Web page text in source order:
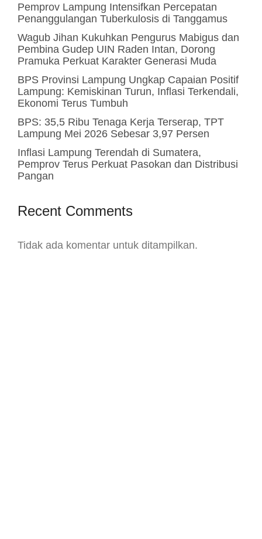
Pemprov Lampung Intensifkan Percepatan
Penanggulangan Tuberkulosis di Tanggamus
Wagub Jihan Kukuhkan Pengurus Mabigus dan
Pembina Gudep UIN Raden Intan, Dorong
Pramuka Perkuat Karakter Generasi Muda
BPS Provinsi Lampung Ungkap Capaian Positif
Lampung: Kemiskinan Turun, Inflasi Terkendali,
Ekonomi Terus Tumbuh
BPS: 35,5 Ribu Tenaga Kerja Terserap, TPT
Lampung Mei 2026 Sebesar 3,97 Persen
Inflasi Lampung Terendah di Sumatera,
Pemprov Terus Perkuat Pasokan dan Distribusi
Pangan
Recent Comments
Tidak ada komentar untuk ditampilkan.